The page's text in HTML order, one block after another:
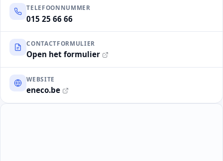
TELEFOONNUMMER
015 25 66 66
CONTACTFORMULIER
Open het formulier
WEBSITE
eneco.be